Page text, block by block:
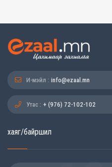
И-мэйл : info@ezaal.mn
Утас : + (976) 72-102-102
хаяг/байршил